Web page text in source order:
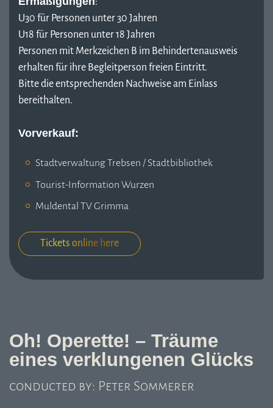
U30 für Personen unter 30 Jahren
U18 für Personen unter 18 Jahren
Personen mit Merkzeichen B im Behindertenausweis
erhalten für ihre Begleitperson freien Eintritt.
Bitte die entsprechenden Nachweise am Einlass
bereithalten.
Vorverkauf:
Stadtverwaltung Trebsen / Stadtbibliothek
Tourist-Information Wurzen
Muldental TV Grimma
Tickets online here
Oh! Operette! – Träume
eines verklungenen Glücks
conducted by: Peter Sommerer